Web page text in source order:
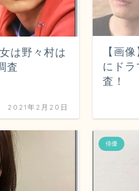
は野々村は
査
2021年2月20日
【画
にドラ
査！
俳優